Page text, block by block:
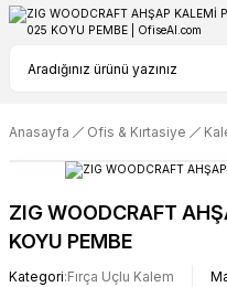
Anasayfa Ofis & Kırtasiye
ZIG WOODCRAFT
KOYU PEMBE
Kategori Fırça Uçlu Kalem